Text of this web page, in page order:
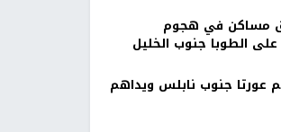
مساكن في هجوم
الطوبا جنوب الخليل
عورتا جنوب نابلس ويداهم